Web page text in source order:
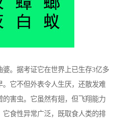
婆。据考证它在世界上已生存3亿多
。它不但外表令人生厌，还散发难
的害虫。它虽然有翅，但飞翔能力
它食性异常广泛，既取食人类的排